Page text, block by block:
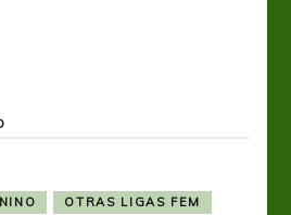
OTRAS LIGAS FEM